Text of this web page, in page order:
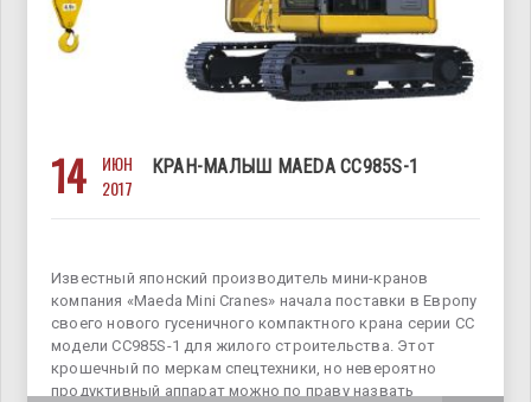
14
ИЮН
2017
КРАН-МАЛЫШ MAEDA CC985S-1
Известный японский производитель мини-кранов
компания «Maeda Mini Cranes» начала поставки в Европу
своего нового гусеничного компактного крана серии СС
модели CC985S-1 для жилого строительства. Этот
крошечный по меркам спецтехники, но невероятно
продуктивный аппарат можно по праву назвать